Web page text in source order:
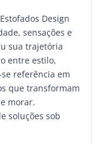
Design
sensações e
sua trajetória
entre estilo,
referência em
que transformam
morar.
soluções sob